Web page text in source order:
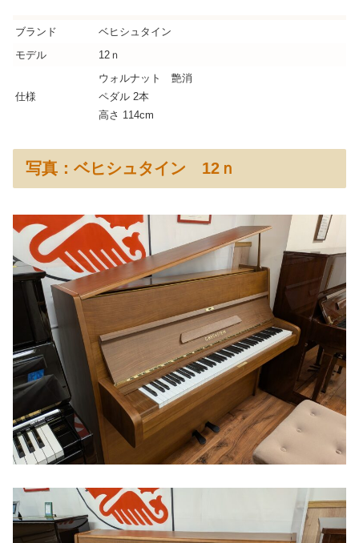
ブランド
ベヒシュタイン
モデル
12ｎ
仕様
ウォルナット 艶消
ペダル 2本
高さ 114cm
写真：ベヒシュタイン 12ｎ